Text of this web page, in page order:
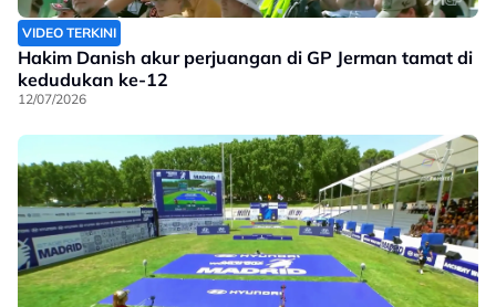
VIDEO TERKINI
Hakim Danish akur perjuangan di GP Jerman tamat di
kedudukan ke-12
12/07/2026